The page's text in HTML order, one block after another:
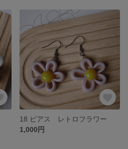
18 ピアス レトロフラワー
1,000円